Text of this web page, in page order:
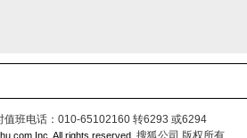
值班电话：010-65102160 转6293 或6294
Inc. All rights reserved. 搜狐公司 版权所有